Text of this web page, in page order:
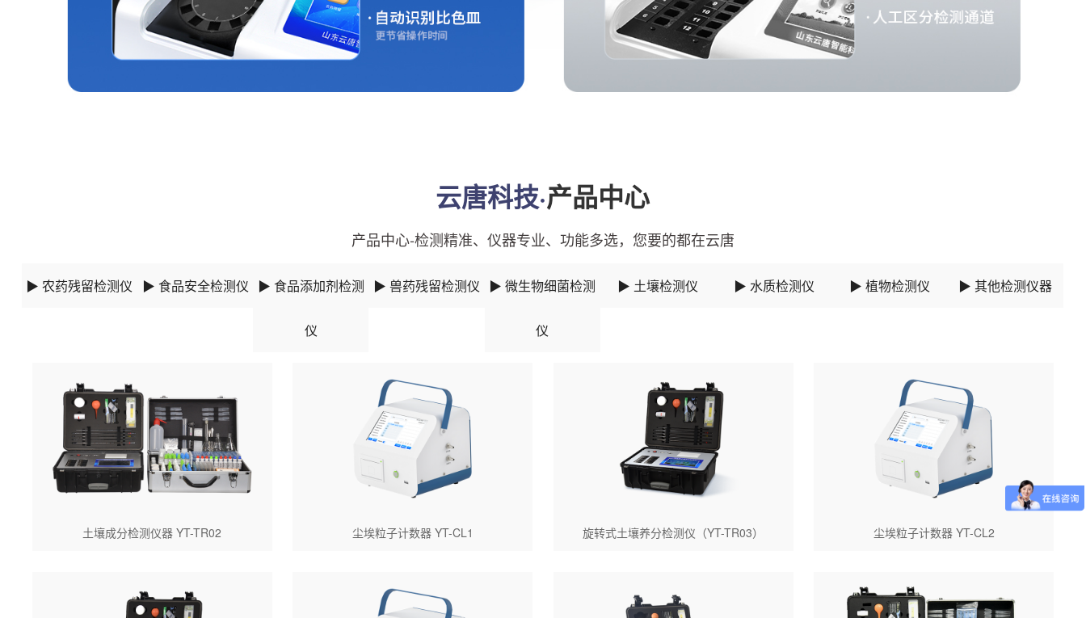
云唐科技·产品中心
产品中心-检测精准、仪器专业、功能多选，您要的都在云唐
▶ 农药残留检测仪 ▶ 食品安全检测仪 ▶ 食品添加剂检测
仪
▶ 兽药残留检测仪 ▶ 微生物细菌检测
仪
▶ 土壤检测仪 ▶ 水质检测仪 ▶ 植物检测仪 ▶ 其他检测仪器
土壤成分检测仪器 YT-TR02 尘埃粒子计数器 YT-CL1 旋转式土壤养分检测仪（YT-TR03） 尘埃粒子计数器 YT-CL2